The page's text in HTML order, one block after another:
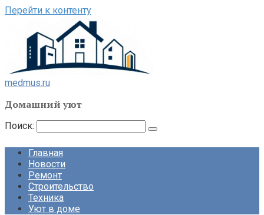
Перейти к контенту
medmus.ru
Домашний уют
Поиск:
Главная
Новости
Ремонт
Строительство
Техника
Уют в доме